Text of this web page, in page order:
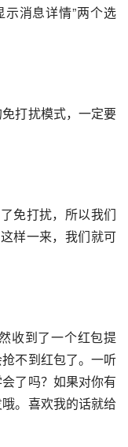
示消息详情”两个选
打扰模式，一定要
免打扰，所以我们
样一来，我们就可
收到了一个红包提
不到红包了。一听
了吗？如果对你有
。喜欢我的话就给